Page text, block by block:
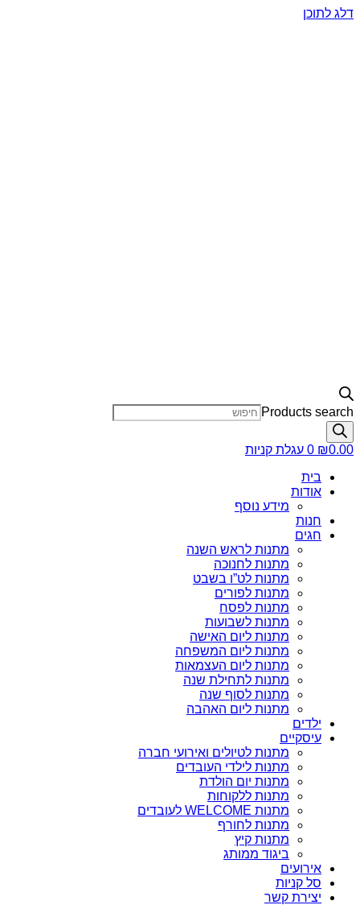
דלג לתוכן
Products search
₪0.00
0 עגלת קניות
בית
אודות
מידע נוסף
חנות
חגים
מתנות לראש השנה
מתנות לחנוכה
מתנות לט”ו בשבט
מתנות לפורים
מתנות לפסח
מתנות לשבועות
מתנות ליום האישה
מתנות ליום המשפחה
מתנות ליום העצמאות
מתנות לתחילת שנה
מתנות לסוף שנה
מתנות ליום האהבה
ילדים
עיסקיים
מתנות לטיולים ואירועי חברה
מתנות לילדי העובדים
מתנות יום הולדת
מתנות ללקוחות
מתנות WELCOME לעובדים
מתנות לחורף
מתנות קיץ
ביגוד ממותג
אירועים
סל קניות
יצירת קשר